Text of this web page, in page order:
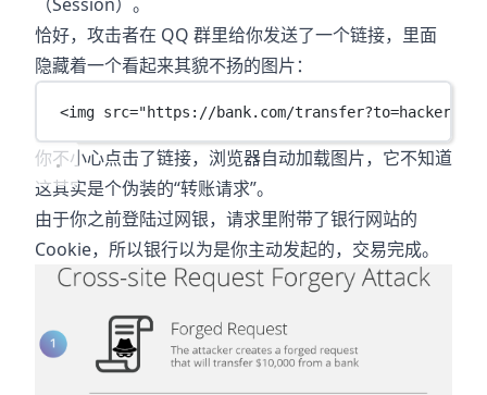
恰好，攻击者在 QQ 群里给你发送了一个链接，里面
隐藏着一个看起来其貌不扬的图片：
<img src="https://bank.com/
你不小心点击了链接，浏览器自动加载图片，它不知道
这其实是个伪装的“转账请求”。
由于你之前登陆过网银，请求里附带了银行网站的
Cookie，所以银行以为是你主动发起的，交易完成。